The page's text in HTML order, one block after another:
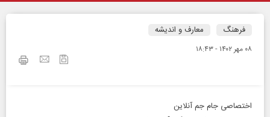
فرهنگ معارف و اندیشه
۰۸ مهر ۱۴۰۲ - ۱۸:۴۳
اختصاصی جام جم آنلاین